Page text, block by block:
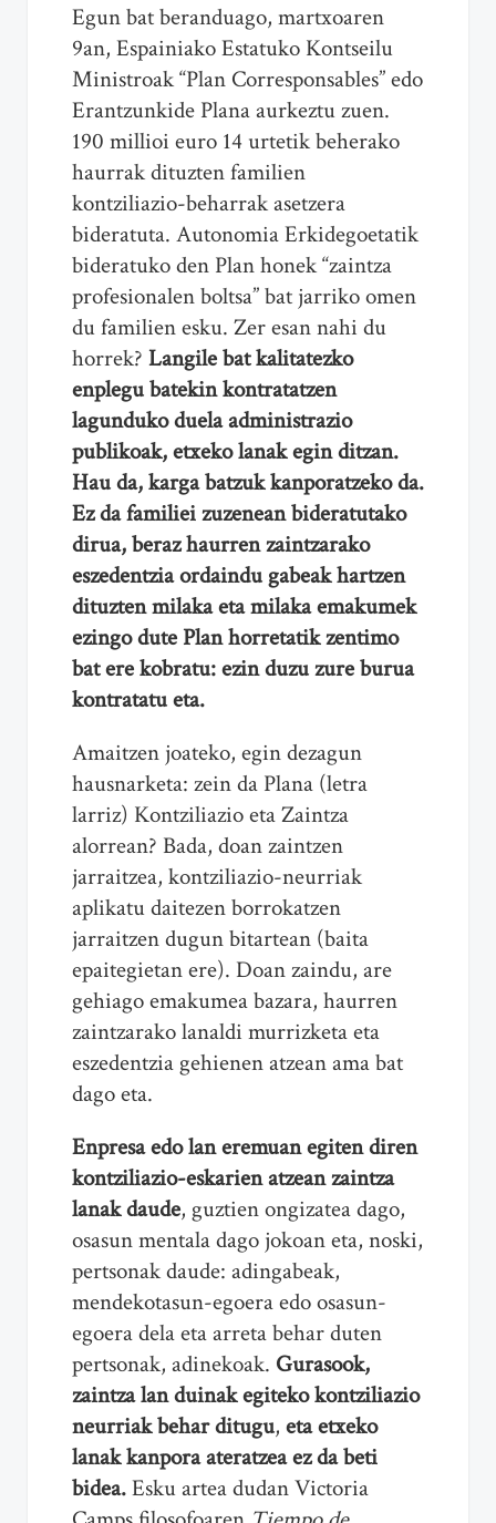
Egun bat beranduago, martxoaren
9an, Espainiako Estatuko Kontseilu
Ministroak “Plan Corresponsables” edo
Erantzunkide Plana aurkeztu zuen.
190 millioi euro 14 urtetik beherako
haurrak dituzten familien
kontziliazio-beharrak asetzera
bideratuta. Autonomia Erkidegoetatik
bideratuko den Plan honek “zaintza
profesionalen boltsa” bat jarriko omen
du familien esku. Zer esan nahi du
horrek? Langile bat kalitatezko
enplegu batekin kontratatzen
lagunduko duela administrazio
publikoak, etxeko lanak egin ditzan.
Hau da, karga batzuk kanporatzeko da.
Ez da familiei zuzenean bideratutako
dirua, beraz haurren zaintzarako
eszedentzia ordaindu gabeak hartzen
dituzten milaka eta milaka emakumek
ezingo dute Plan horretatik zentimo
bat ere kobratu: ezin duzu zure burua
kontratatu eta.
Amaitzen joateko, egin dezagun
hausnarketa: zein da Plana (letra
larriz) Kontziliazio eta Zaintza
alorrean? Bada, doan zaintzen
jarraitzea, kontziliazio-neurriak
aplikatu daitezen borrokatzen
jarraitzen dugun bitartean (baita
epaitegietan ere). Doan zaindu, are
gehiago emakumea bazara, haurren
zaintzarako lanaldi murrizketa eta
eszedentzia gehienen atzean ama bat
dago eta.
Enpresa edo lan eremuan egiten diren
kontziliazio-eskarien atzean zaintza
lanak daude, guztien ongizatea dago,
osasun mentala dago jokoan eta, noski,
pertsonak daude: adingabeak,
mendekotasun-egoera edo osasun-
egoera dela eta arreta behar duten
pertsonak, adinekoak. Gurasook,
zaintza lan duinak egiteko kontziliazio
neurriak behar ditugu, eta etxeko
lanak kanpora ateratzea ez da beti
bidea.Esku artea dudan Victoria